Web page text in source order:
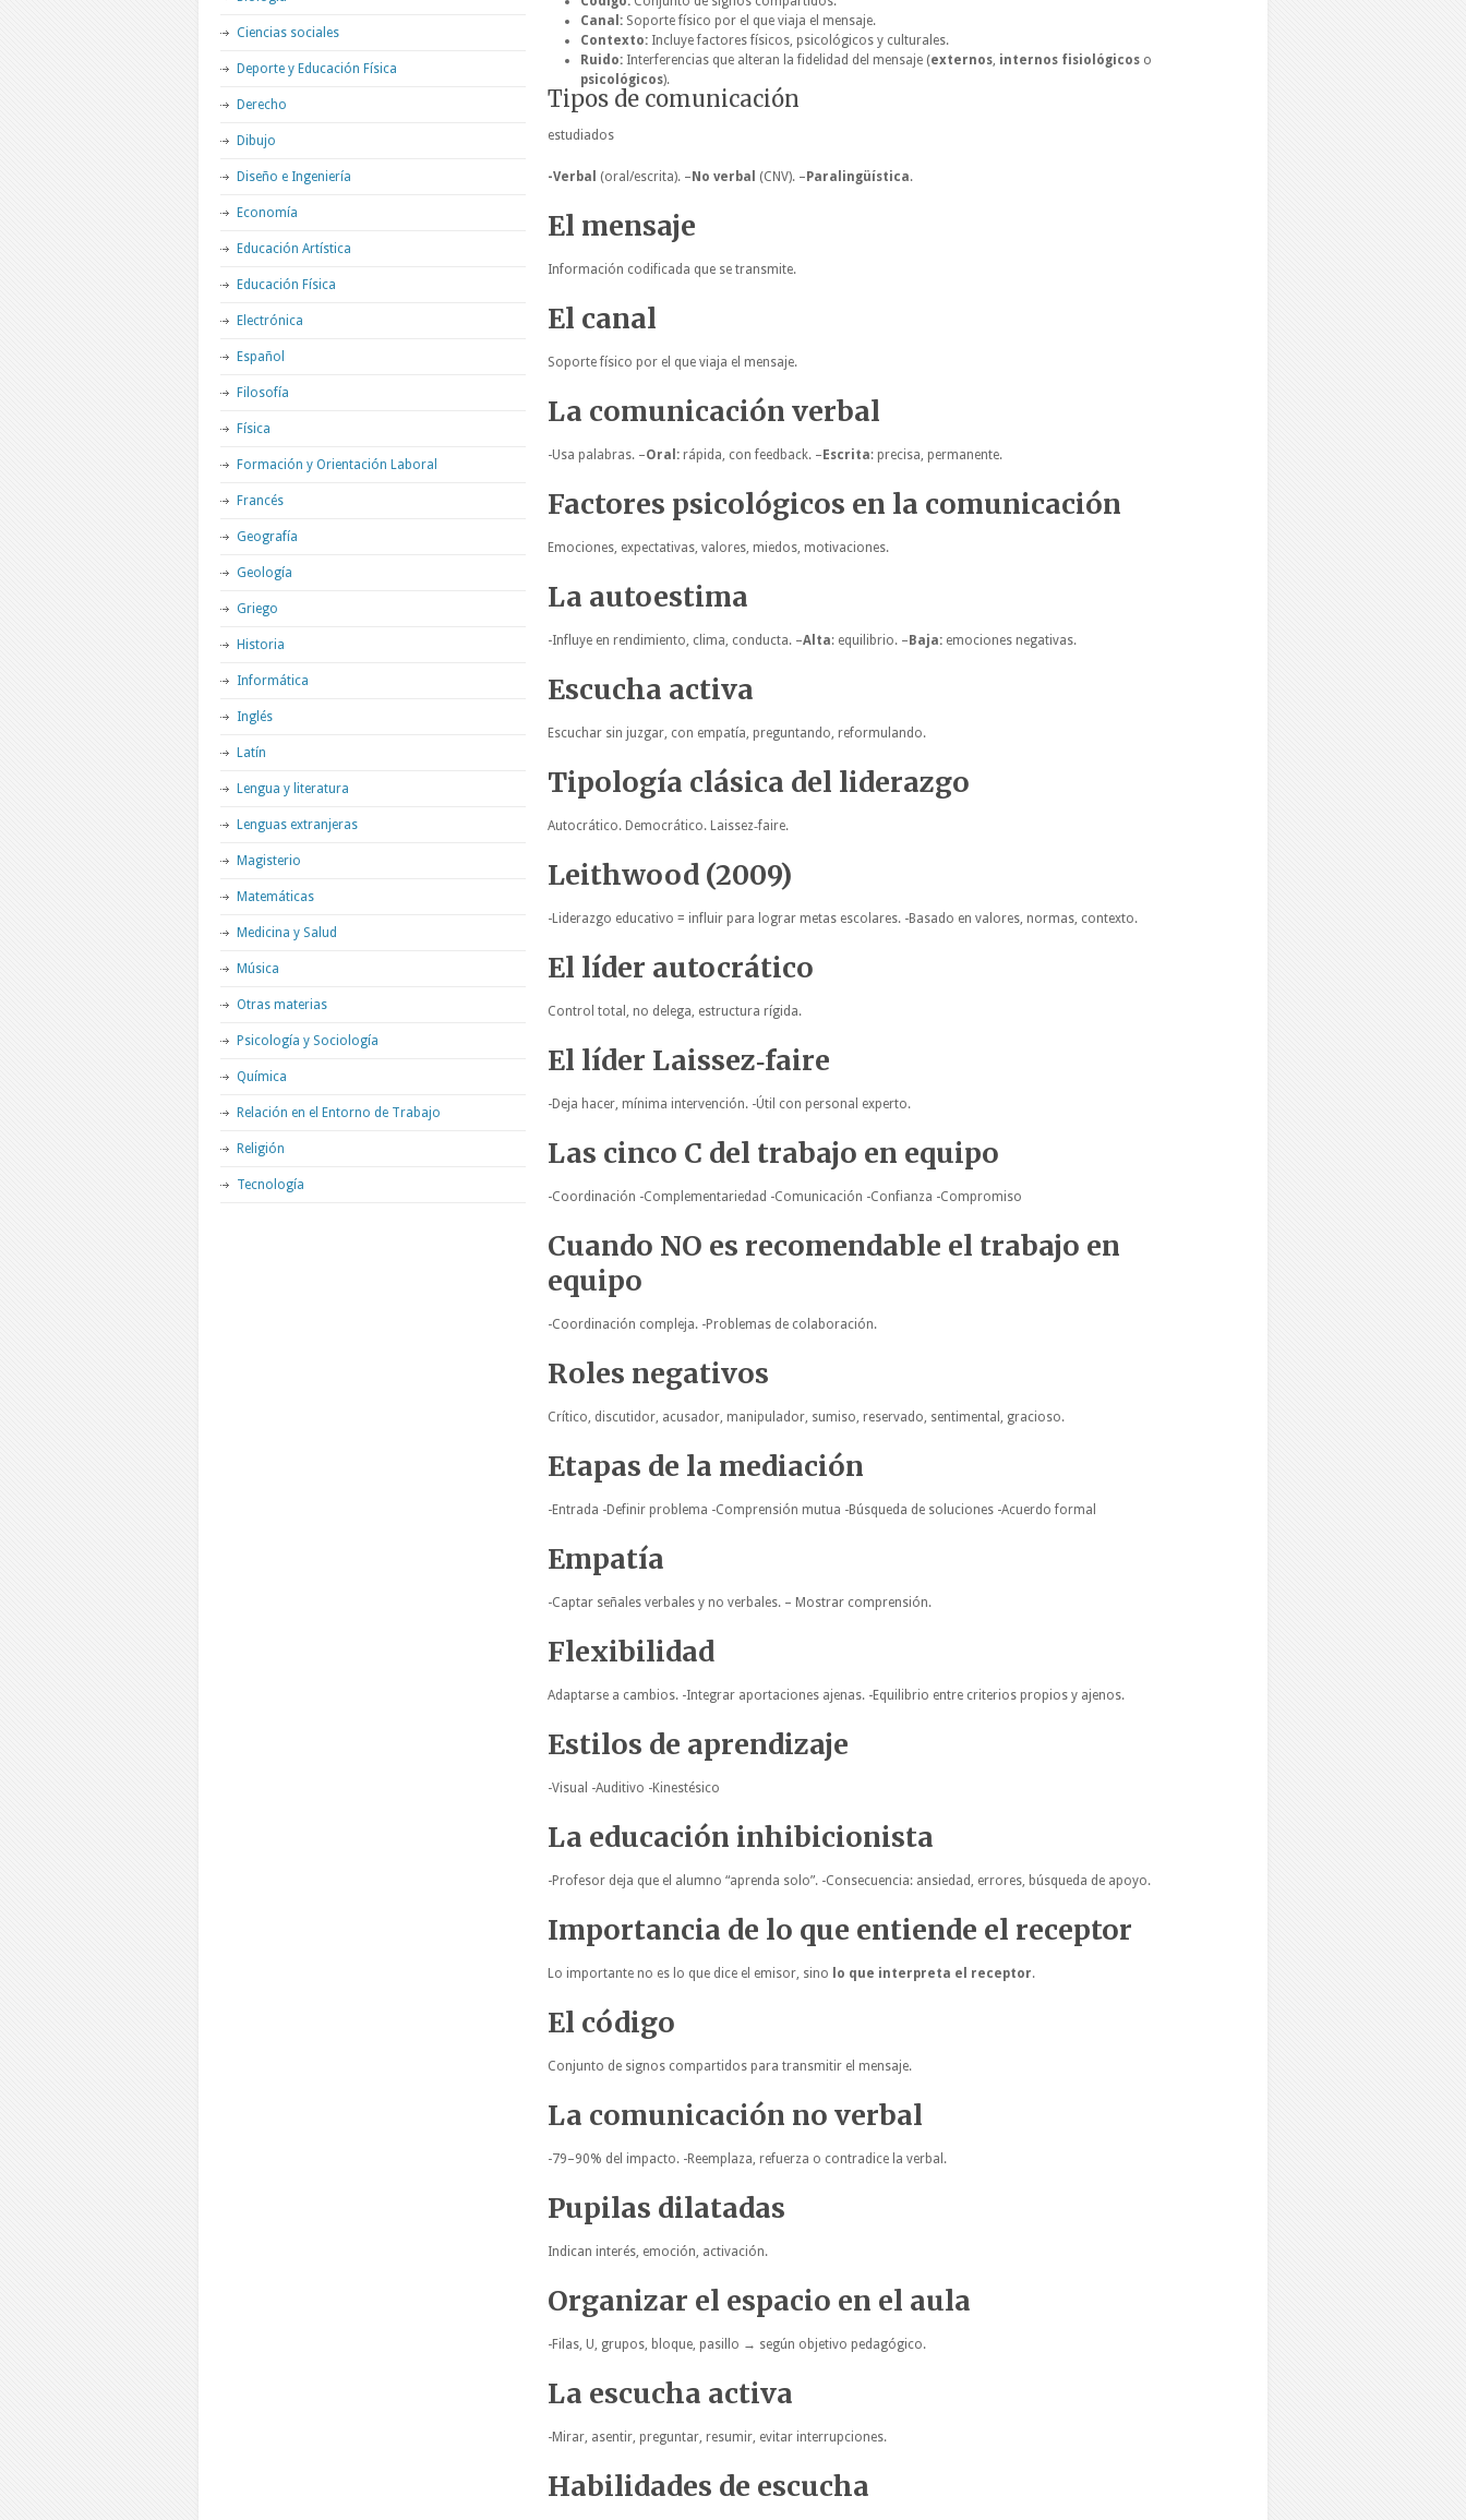
Canal: Soporte físico por el que viaja el mensaje.
Contexto: Incluye factores físicos, psicológicos y culturales.
Ruido: Interferencias que alteran la fidelidad del mensaje (externos, internos fisiológicos o
psicológicos).
Tipos de comunicación
estudiados
-Verbal (oral/escrita). – No verbal (CNV). – Paralingüística.
El mensaje
Información codificada que se transmite.
El canal
Soporte físico por el que viaja el mensaje.
La comunicación verbal
-Usa palabras. –Oral: rápida, con feedback. – Escrita: precisa, permanente.
Factores psicológicos en la comunicación
Emociones, expectativas, valores, miedos, motivaciones.
La autoestima
-Influye en rendimiento, clima, conducta. –Alta: equilibrio. – Baja: emociones negativas.
Escucha activa
Escuchar sin juzgar, con empatía, preguntando, reformulando.
Tipología clásica del liderazgo
Autocrático. Democrático. Laissez‑faire.
Leithwood (2009)
-Liderazgo educativo = influir para lograr metas escolares. -Basado en valores, normas, contexto.
El líder autocrático
Control total, no delega, estructura rígida.
El líder Laissez‑faire
-Deja hacer, mínima intervención. -Útil con personal experto.
Las cinco C del trabajo en equipo
-Coordinación -Complementariedad -Comunicación -Confianza -Compromiso
Cuando NO es recomendable el trabajo en
equipo
-Coordinación compleja. -Problemas de colaboración.
Roles negativos
Crítico, discutidor, acusador, manipulador, sumiso, reservado, sentimental, gracioso.
Etapas de la mediación
-Entrada -Definir problema -Comprensión mutua -Búsqueda de soluciones -Acuerdo formal
Empatía
-Captar señales verbales y no verbales. – Mostrar comprensión.
Flexibilidad
Adaptarse a cambios. -Integrar aportaciones ajenas. -Equilibrio entre criterios propios y ajenos.
Estilos de aprendizaje
-Visual -Auditivo -Kinestésico
La educación inhibicionista
-Profesor deja que el alumno “aprenda solo”. -Consecuencia: ansiedad, errores, búsqueda de apoyo.
Importancia de lo que entiende el receptor
Lo importante no es lo que dice el emisor, sino lo que interpreta el receptor.
El código
Conjunto de signos compartidos para transmitir el mensaje.
La comunicación no verbal
-79–90% del impacto. -Reemplaza, refuerza o contradice la verbal.
Pupilas dilatadas
Indican interés, emoción, activación.
Organizar el espacio en el aula
-Filas, U, grupos, bloque, pasillo → según objetivo pedagógico.
La escucha activa
-Mirar, asentir, preguntar, resumir, evitar interrupciones.
Habilidades de escucha
Ciencias sociales
Deporte y Educación Física
Derecho
Dibujo
Diseño e Ingeniería
Economía
Educación Artística
Educación Física
Electrónica
Español
Filosofía
Física
Formación y Orientación Laboral
Francés
Geografía
Geología
Griego
Historia
Informática
Inglés
Latín
Lengua y literatura
Lenguas extranjeras
Magisterio
Matemáticas
Medicina y Salud
Música
Otras materias
Psicología y Sociología
Química
Relación en el Entorno de Trabajo
Religión
Tecnología